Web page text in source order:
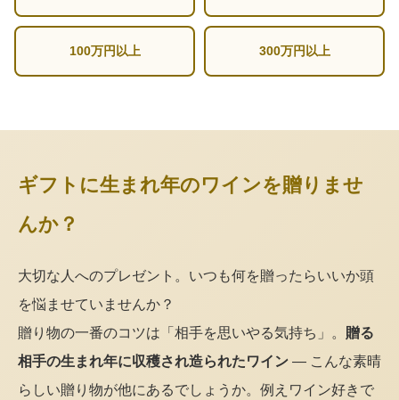
100万円以上 300万円以上
ギフトに生まれ年のワインを贈りませ
んか？
大切な人へのプレゼント。いつも何を贈ったらいいか頭
を悩ませていませんか？
贈り物の一番のコツは「相手を思いやる気持ち」。 贈る
相手の生まれ年に収穫され造られたワイン — こんな素晴
らしい贈り物が他にあるでしょうか。例えワイン好きで